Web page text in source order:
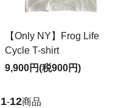
【Only NY】Frog Life
Cycle T-shirt
9,900円(税900円)
1-12商品